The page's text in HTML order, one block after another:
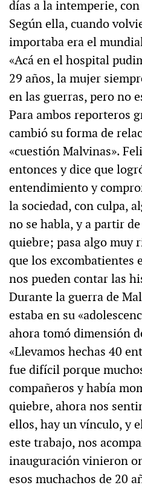
días a la intemperie,
Según ella, cuando
importaba era el
«Acá en el hospital
29 años, la mujer
en las guerras, pero no
Para ambos reporteros
cambió su forma de
«cuestión Malvinas».
entonces y dice que
entendimiento y
la sociedad, con culpa,
no se habla, y a partir
quiebre; pasa algo muy
que los excombatientes
nos pueden contar las
Durante la guerra de
estaba en su
ahora tomó dimensión
«Llevamos hechas 40
fue difícil porque
compañeros y había
quiebre, ahora nos
ellos, hay un vínculo, y
este trabajo, nos
inauguración vinieron
esos muchachos de 20